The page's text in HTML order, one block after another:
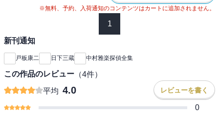
※無料、予約、入荷通知のコンテンツはカートに追加されません。
1
新刊通知
戸板康二 日下三蔵 中村雅楽探偵全集
この作品のレビュー （4件）
平均 4.0 レビューを書く
0